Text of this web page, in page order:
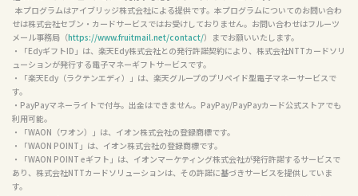
せは株式会社セブン・カードサービスではお受けしておりません。お問い合わせはフルーツ
メール事務局（https://www.fruitmail.net/contact/）までお願いいたします。
・「EdyギフトID」は、楽天Edy株式会社との発行許諾契約により、株式会社NTTカードソリ
ューションが発行する電子マネーギフトサービスです。
・「楽天Edy（ラクテンエディ）」は、楽天グループのプリペイド型電子マネーサービスで
す。
・PayPayマネーライトで付与。出金はできません。PayPay/PayPayカード公式ストアでも
利用可能。
・「WAON（ワオン）」は、イオン株式会社の登録商標です。
・「WAON POINT」は、イオン株式会社の登録商標です。
・「WAON POINT eギフト」は、イオンマーケティング株式会社が発行許諾するサービスで
あり、株式会社NTTカードソリューションは、その許諾に基づきサービスを提供していま
す。